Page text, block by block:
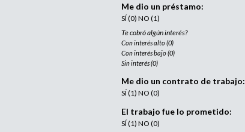
Me dio un préstamo:
SÍ (0) NO (1)
Te cobró algún interés?
Con interés alto (0)
Con interés bajo (0)
Sin interés (0)
Me dio un contrato de trabajo:
SÍ (1) NO (0)
El trabajo fue lo prometido:
SÍ (1) NO (0)